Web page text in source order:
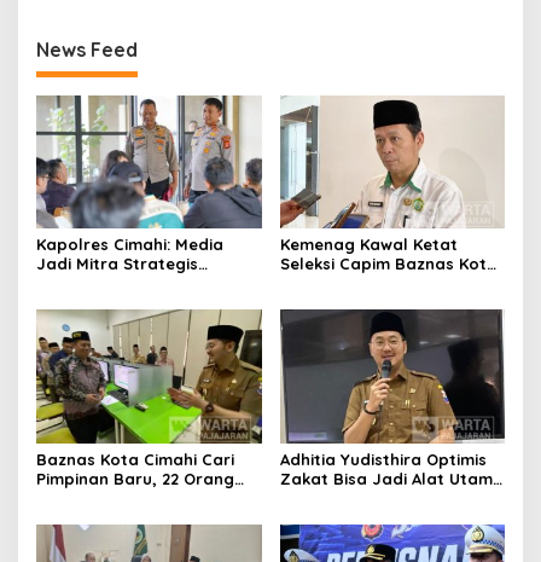
News Feed
Kapolres Cimahi: Media
Jadi Mitra Strategis
Kemenag Kawal Ketat
Seleksi Capim Baznas Kota
Berintegritas
Baznas Kota Cimahi Cari
Pimpinan Baru, 22 Orang
Adhitia Yudisthira Optimis
Zakat Bisa Jadi Alat Utama